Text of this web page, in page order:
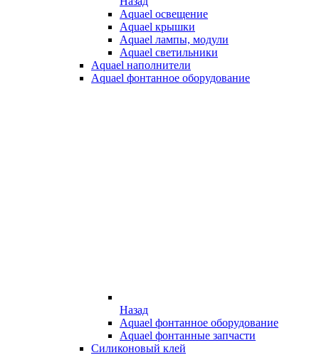
Aquael освещение
Aquael крышки
Aquael лампы, модули
Aquael светильники
Aquael наполнители
Aquael фонтанное оборудование
Назад
Aquael фонтанное оборудование
Aquael фонтанные запчасти
Силиконовый клей